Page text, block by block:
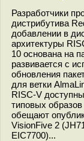
Разработчики
дистрибутива
добавлении в
архитектуры
10 основана на
развивается с
обновления
для ветки
RISC-V
типовых
обещают
VisionFive 2
EIC7700)...